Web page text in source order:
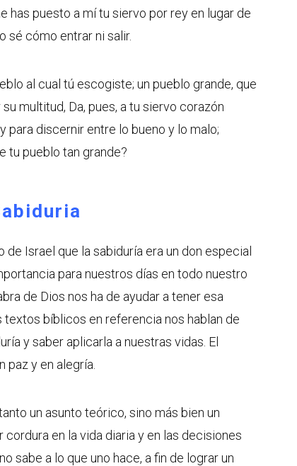
has puesto a mí tu siervo por rey en lugar de
sé cómo entrar ni salir.
al cual tú escogiste; un pueblo grande, que
multitud, Da, pues, a tu siervo corazón
para discernir entre lo bueno y lo malo;
tu pueblo tan grande?
de Israel que la sabiduría era un don especial
para nuestros días en todo nuestro
de Dios nos ha de ayudar a tener esa
bíblicos en referencia nos hablan de
y saber aplicarla a nuestras vidas. El
paz y en alegría.
un asunto teórico, sino más bien un
en la vida diaria y en las decisiones
sabe a lo que uno hace, a fin de lograr un